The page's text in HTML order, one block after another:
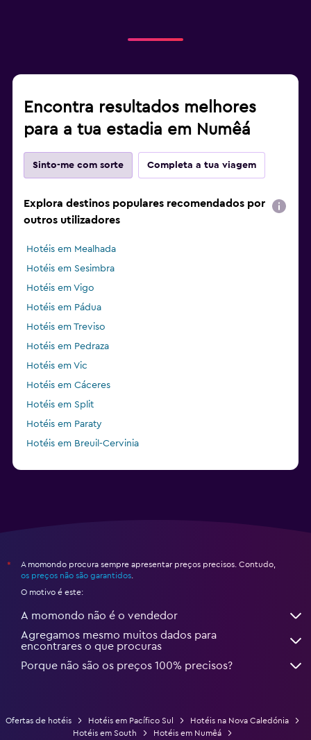
Encontra resultados melhores
para a tua estadia em Numêá
Sinto-me com sorte Completa a tua viagem
Explora destinos populares recomendados por
outros utilizadores
Hotéis em Mealhada
Hotéis em Sesimbra
Hotéis em Vigo
Hotéis em Pádua
Hotéis em Treviso
Hotéis em Pedraza
Hotéis em Vic
Hotéis em Cáceres
Hotéis em Split
Hotéis em Paraty
Hotéis em Breuil-Cervinia
*
A momondo procura sempre apresentar preços precisos. Contudo,
os preços não são garantidos
O motivo é este:
A momondo não é o vendedor
Agregamos mesmo muitos dados para
encontrares o que procuras
Porque não são os preços 100% precisos?
Ofertas de hotéis Hotéis em Pacífico Sul
Hotéis na Nova Caledónia
Hotéis em South
Hotéis em Numêá